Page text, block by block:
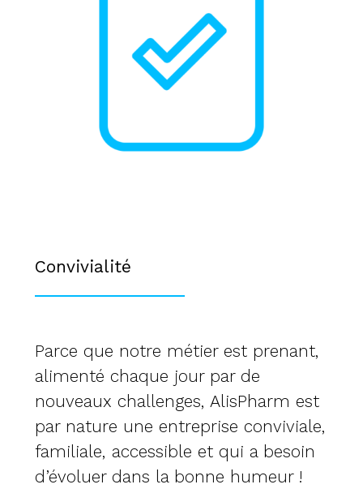
Convivialité
Parce que notre métier est prenant,
alimenté chaque jour par de
nouveaux challenges, AlisPharm est
par nature une entreprise conviviale,
familiale, accessible et qui a besoin
d’évoluer dans la bonne humeur !